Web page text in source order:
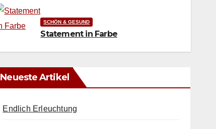
SCHÖN & GESUND
Statement in Farbe
Neueste Artikel
Endlich Erleuchtung